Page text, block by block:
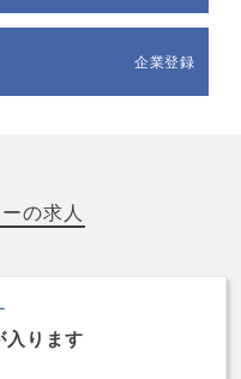
企業登録
の求人
ります